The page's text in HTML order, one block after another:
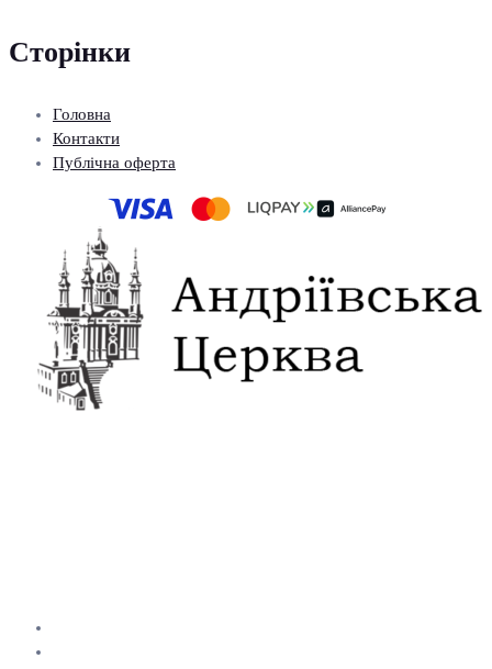
Сторінки
Головна
Контакти
Публічна оферта